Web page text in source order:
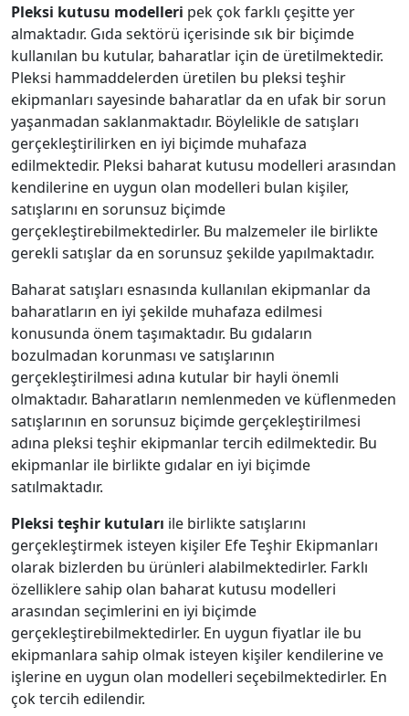
Pleksi kutusu modelleri pek çok farklı çeşitte yer
almaktadır. Gıda sektörü içerisinde sık bir biçimde
kullanılan bu kutular, baharatlar için de üretilmektedir.
Pleksi hammaddelerden üretilen bu pleksi teşhir
ekipmanları sayesinde baharatlar da en ufak bir sorun
yaşanmadan saklanmaktadır. Böylelikle de satışları
gerçekleştirilirken en iyi biçimde muhafaza
edilmektedir. Pleksi baharat kutusu modelleri arasından
kendilerine en uygun olan modelleri bulan kişiler,
satışlarını en sorunsuz biçimde
gerçekleştirebilmektedirler. Bu malzemeler ile birlikte
gerekli satışlar da en sorunsuz şekilde yapılmaktadır.
Baharat satışları esnasında kullanılan ekipmanlar da
baharatların en iyi şekilde muhafaza edilmesi
konusunda önem taşımaktadır. Bu gıdaların
bozulmadan korunması ve satışlarının
gerçekleştirilmesi adına kutular bir hayli önemli
olmaktadır. Baharatların nemlenmeden ve küflenmeden
satışlarının en sorunsuz biçimde gerçekleştirilmesi
adına pleksi teşhir ekipmanlar tercih edilmektedir. Bu
ekipmanlar ile birlikte gıdalar en iyi biçimde
satılmaktadır.
Pleksi teşhir kutuları ile birlikte satışlarını
gerçekleştirmek isteyen kişiler Efe Teşhir Ekipmanları
olarak bizlerden bu ürünleri alabilmektedirler. Farklı
özelliklere sahip olan baharat kutusu modelleri
arasından seçimlerini en iyi biçimde
gerçekleştirebilmektedirler. En uygun fiyatlar ile bu
ekipmanlara sahip olmak isteyen kişiler kendilerine ve
işlerine en uygun olan modelleri seçebilmektedirler. En
çok tercih edilendir.